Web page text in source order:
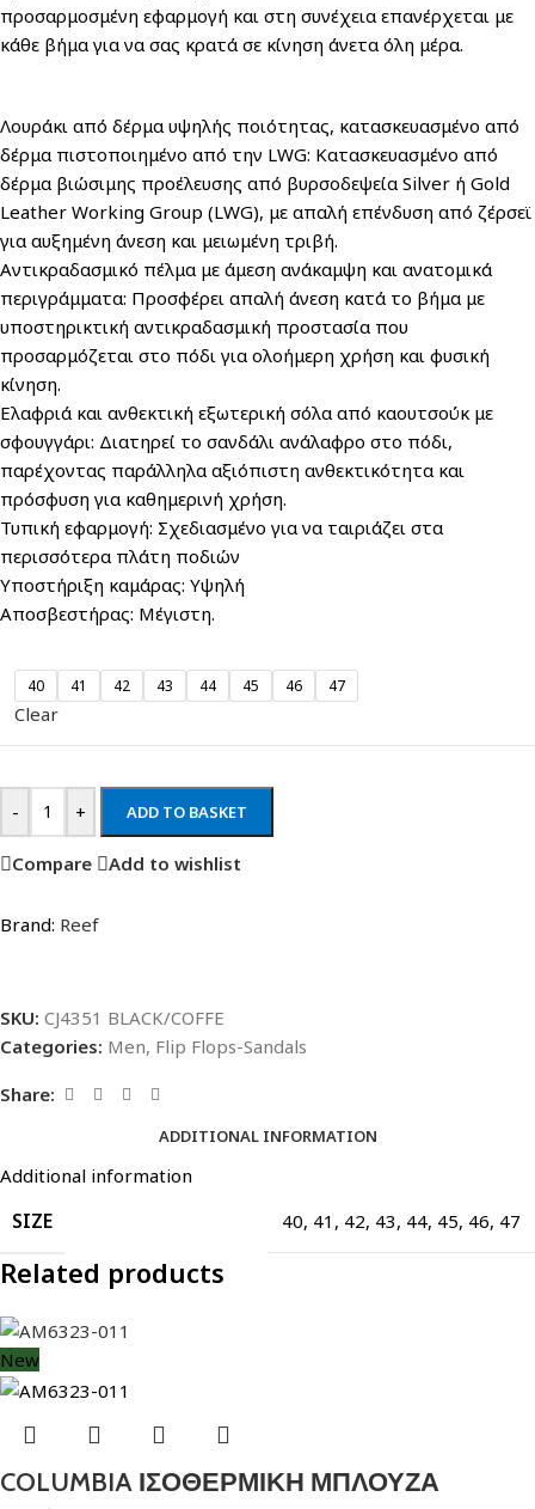
προσαρμοσμένη εφαρμογή και στη συνέχεια επανέρχεται με
κάθε βήμα για να σας κρατά σε κίνηση άνετα όλη μέρα.
Λουράκι από δέρμα υψηλής ποιότητας, κατασκευασμένο από
δέρμα πιστοποιημένο από την LWG: Κατασκευασμένο από
δέρμα βιώσιμης προέλευσης από βυρσοδεψεία Silver ή Gold
Leather Working Group (LWG), με απαλή επένδυση από ζέρσεϊ
για αυξημένη άνεση και μειωμένη τριβή.
Αντικραδασμικό πέλμα με άμεση ανάκαμψη και ανατομικά
περιγράμματα: Προσφέρει απαλή άνεση κατά το βήμα με
υποστηρικτική αντικραδασμική προστασία που
προσαρμόζεται στο πόδι για ολοήμερη χρήση και φυσική
κίνηση.
Ελαφριά και ανθεκτική εξωτερική σόλα από καουτσούκ με
σφουγγάρι: Διατηρεί το σανδάλι ανάλαφρο στο πόδι,
παρέχοντας παράλληλα αξιόπιστη ανθεκτικότητα και
πρόσφυση για καθημερινή χρήση.
Τυπική εφαρμογή: Σχεδιασμένο για να ταιριάζει στα
περισσότερα πλάτη ποδιών
Υποστήριξη καμάρας: Υψηλή
Αποσβεστήρας: Μέγιστη.
40 41 42 43 44 45 46 47
Clear
- + ADD TO BASKET
Compare Add to wishlist
Brand: Reef
SKU: CJ4351 BLACK/COFFE
Categories: Men, Flip Flops-Sandals
Share:
ADDITIONAL INFORMATION
Additional information
SIZE 40, 41 , 42, 43, 44, 45, 46, 47
Related products
New
COLUMBIA ΙΣΟΘΕΡΜΙΚΗ ΜΠΛΟΥΖΑ